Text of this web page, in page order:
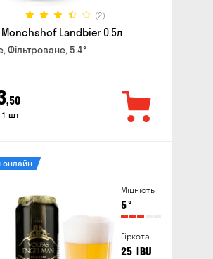
(2)
Landbier 0.5л
Фільтроване, 5.4°
,50
1 шт
Міцність
5°
Гіркота
25 IBU
онлайн